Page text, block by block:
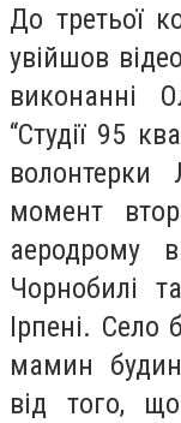
До третьої
увійшов
виконанні
“Студії 95
волонтерки
момент
аеродрому
Чорнобилі
Ірпені. Село
мамин
від того,